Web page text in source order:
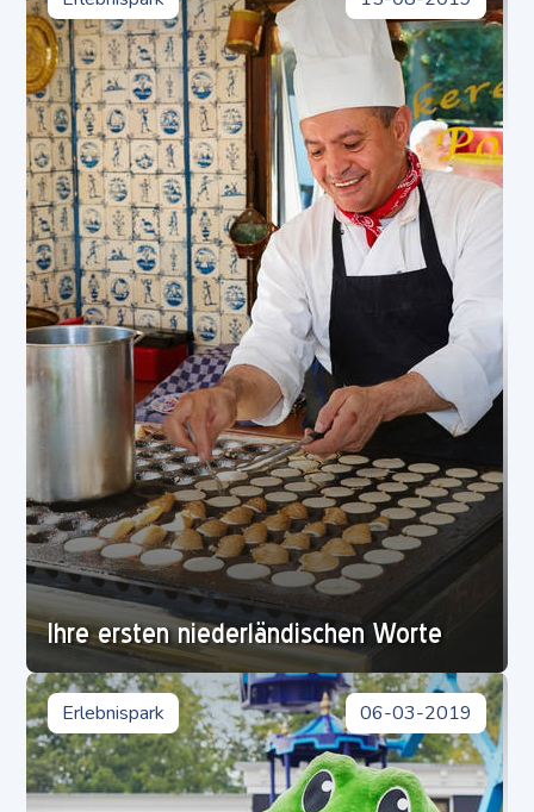
Ihre ersten niederländischen Worte
Erlebnispark 06-03-2019